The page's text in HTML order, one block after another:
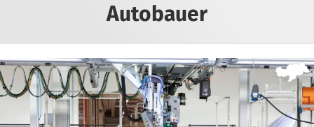
Autobauer